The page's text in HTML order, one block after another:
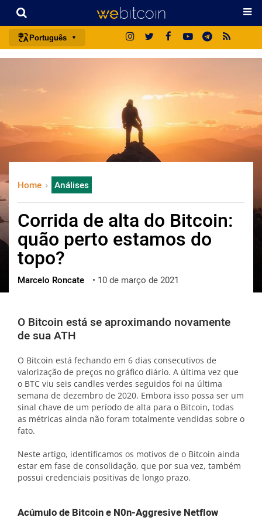
Português
français
中文
한국어
العربية
ไทย
ქართული
Home Análises
Corrida de alta do Bitcoin:
quão perto estamos do
topo?
Marcelo Roncate • 10 de março de 2021
O Bitcoin está se aproximando novamente
de sua ATH
O Bitcoin está fechando em 6 dias consecutivos de
valorização de preços no gráfico diário. A última vez que
o BTC viu seis candles verdes seguidos foi na última
semana de dezembro de 2020. Embora isso possa ser um
sinal chave de um período de alta para o Bitcoin, todas
as métricas ainda não foram totalmente vendidas sobre o
fato.
Neste artigo, identificamos os motivos de o Bitcoin ainda
estar em fase de consolidação, que por sua vez, também
possui credenciais positivas de longo prazo.
Acúmulo de Bitcoin e N0n-Aggresive Netflow